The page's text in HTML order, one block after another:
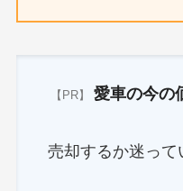
【PR】
愛車の今の
売却するか迷って